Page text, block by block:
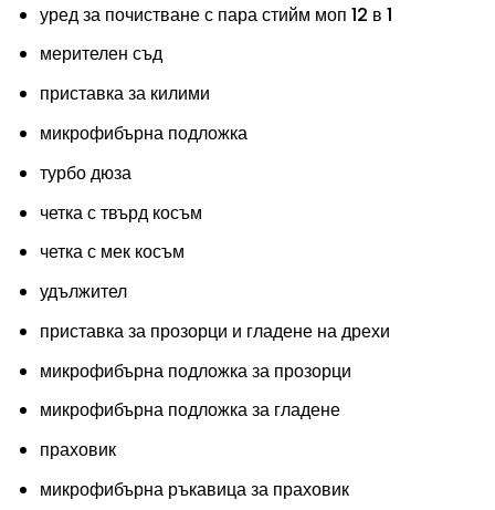
уред за почистване с парастийм моп 12 в 1
мерителен съд
приставка за килими
микрофибърна подложка
турбо дюза
четка с твърд косъм
четка с мек косъм
удължител
приставка за прозорци и гладене на дрехи
микрофибърна подложка за прозорци
микрофибърна подложка за гладене
праховик
микрофибърна ръкавица за праховик